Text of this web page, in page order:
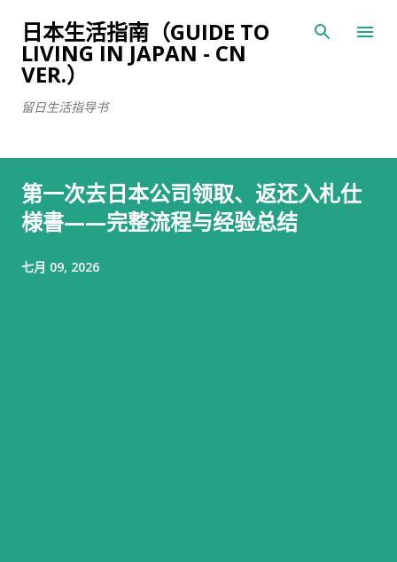
跳至主要内容
日本生活指南（GUIDE TO
LIVING IN JAPAN - CN
VER.）
留日生活指导书
第一次去日本公司领取、返还入札仕
様書——完整流程与经验总结
七月 09, 2026